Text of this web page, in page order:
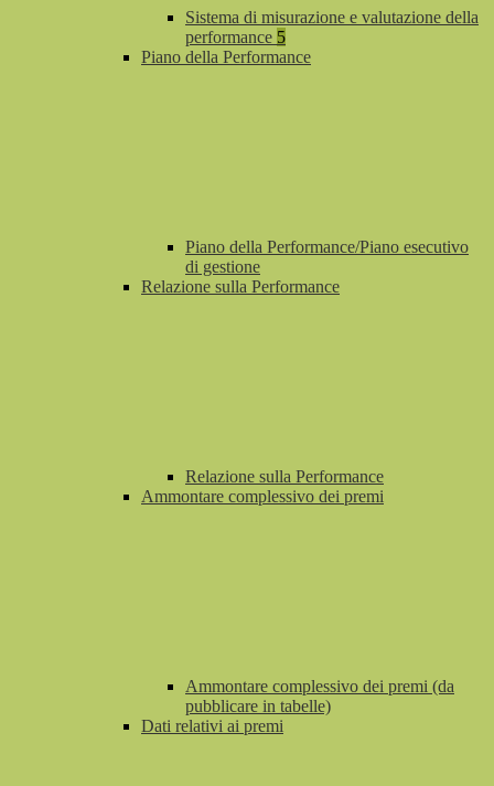
Sistema di misurazione e valutazione della
performance 5
Piano della Performance
Piano della Performance/Piano esecutivo
di gestione
Relazione sulla Performance
Relazione sulla Performance
Ammontare complessivo dei premi
Ammontare complessivo dei premi (da
pubblicare in tabelle)
Dati relativi ai premi